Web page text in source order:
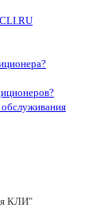
обслуживания
КЛИ"